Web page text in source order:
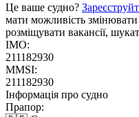
Це ваше судно?
мати можливість
розміщувати вакансії,
IMO:
211182930
MMSI:
211182930
Інформація про судно
Прапор: